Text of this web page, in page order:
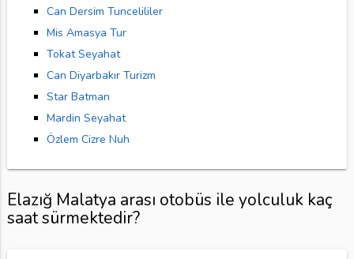
Can Dersim Tuncelililer
Mis Amasya Tur
Tokat Seyahat
Can Diyarbakır Turizm
Star Batman
Mardin Seyahat
Özlem Cizre Nuh
Elazığ Malatya arası otobüs ile yolculuk kaç
saat sürmektedir?